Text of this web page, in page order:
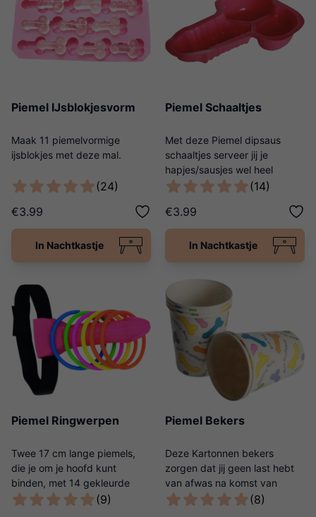
Piemel IJsblokjesvorm
Maak 11 piemelvormige
ijsblokjes met deze mal.
(24)
€3.99
In Nachtkastje
Piemel Schaaltjes
Met deze Piemel dipsaus
schaaltjes serveer jij je
hapjes/sausjes wel heel
origineel!
(14)
€3.99
In Nachtkastje
Piemel Ringwerpen
Twee 17 cm lange piemels,
die je om je hoofd kunt
binden, met 14 gekleurde
ringen.
(9)
Piemel Bekers
Deze Kartonnen bekers
zorgen dat jij geen last hebt
van afwas na komst van
visite!
(8)